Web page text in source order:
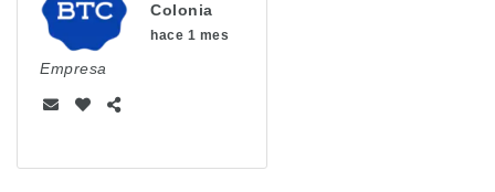
Colonia
hace 1 mes
Empresa